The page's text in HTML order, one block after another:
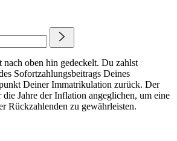
oben hin gedeckelt. Du zahlst
Sofortzahlungsbeitrags Deines
Deiner Immatrikulation zurück. Der
Jahre der Inflation angeglichen, um eine
Rückzahlenden zu gewährleisten.